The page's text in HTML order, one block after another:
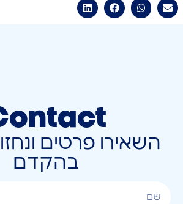
השאירו פרטים
בהקדם